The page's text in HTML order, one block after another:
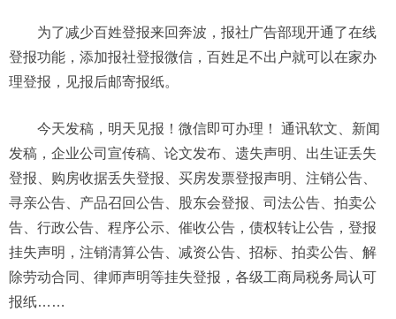
为了减少百姓登报来回奔波，报社广告部现开通了在线
登报功能，添加报社登报微信，百姓足不出户就可以在家办
理登报，见报后邮寄报纸。
今天发稿，明天见报！微信即可办理！ 通讯软文、新闻
发稿，企业公司宣传稿、论文发布、遗失声明、出生证丢失
登报、购房收据丢失登报、买房发票登报声明、注销公告、
寻亲公告、产品召回公告、股东会登报、司法公告、拍卖公
告、行政公告、程序公示、催收公告，债权转让公告，登报
挂失声明，注销清算公告、减资公告、招标、拍卖公告、解
除劳动合同、律师声明等挂失登报，各级工商局税务局认可
报纸……